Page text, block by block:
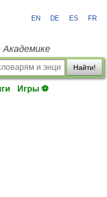
EN DE ES FR
Академике
Найти!
Игры ⚽